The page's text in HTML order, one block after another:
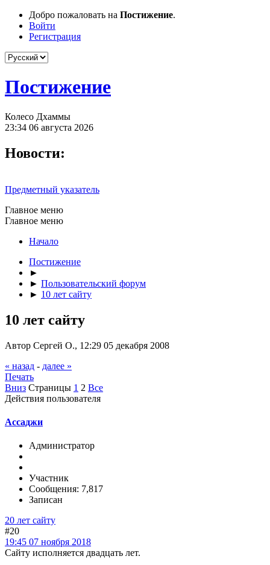
Добро пожаловать на Постижение.
Войти
Регистрация
Постижение
Колесо Дхаммы
23:34 06 августа 2026
Новости:
Предметный указатель
Главное меню
Главное меню
Начало
Постижение
►
► Пользовательский форум
► 10 лет сайту
10 лет сайту
Автор Сергей О., 12:29 05 декабря 2008
« назад - далее »
Печать
Вниз Страницы 1 2 Все
Действия пользователя
Ассаджи
Администратор
Участник
Сообщения: 7,817
Записан
20 лет сайту
#20
19:45 07 ноября 2018
Сайту исполняется двадцать лет.